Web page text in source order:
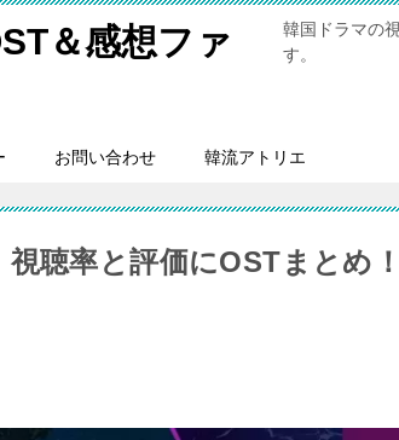
＆感想ファ
韓国ドラマの
す。
お問い合わせ 韓流アトリエ
聴率と評価にOSTまとめ